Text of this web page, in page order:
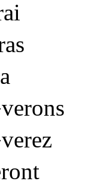
ai
as
a
verons
verez
ront